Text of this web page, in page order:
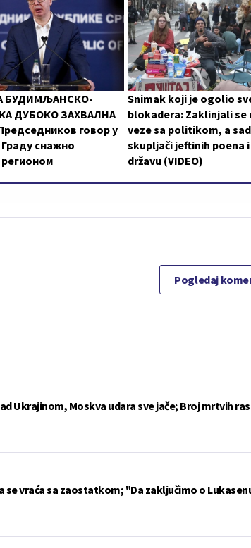
БУДИМЉАНСКО-
ДУБОКО ЗАХВАЛНА
говор у
снажно
Snimak koji je ogolio
blokadera: Zaklinjali se
veze sa politikom, a
skupljači jeftinih poena i
državu (VIDEO)
Pogledaj
Ukrajinom, Moskva udara sve jače; Broj mrtvih
se vraća sa zaostatkom; "Da zaključimo o